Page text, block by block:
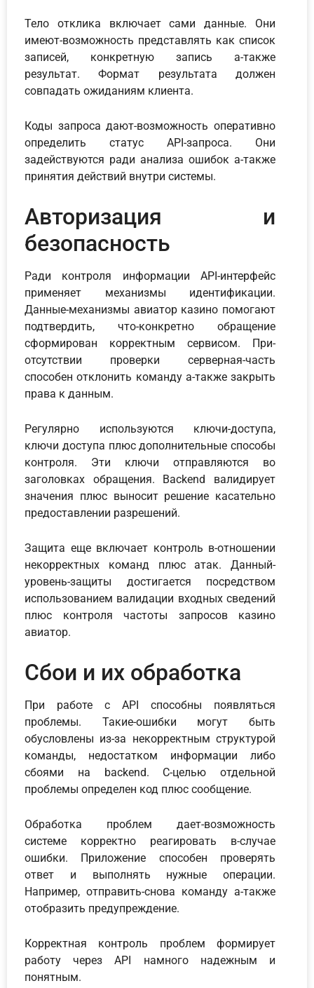
Тело отклика включает сами данные. Они
имеют-возможность представлять как список
записей, конкретную запись а-также
результат. Формат результата должен
совпадать ожиданиям клиента.
Коды запроса дают-возможность оперативно
определить статус API-запроса. Они
задействуются ради анализа ошибок а-также
принятия действий внутри системы.
Авторизация и
безопасность
Ради контроля информации API-интерфейс
применяет механизмы идентификации.
Данные-механизмы авиатор казино помогают
подтвердить, что-конкретно обращение
сформирован корректным сервисом. При-
отсутствии проверки серверная-часть
способен отклонить команду а-также закрыть
права к данным.
Регулярно используются ключи-доступа,
ключи доступа плюс дополнительные способы
контроля. Эти ключи отправляются во
заголовках обращения. Backend валидирует
значения плюс выносит решение касательно
предоставлении разрешений.
Защита еще включает контроль в-отношении
некорректных команд плюс атак. Данный-
уровень-защиты достигается посредством
использованием валидации входных сведений
плюс контроля частоты запросов казино
авиатор.
Сбои и их обработка
При работе с API способны появляться
проблемы. Такие-ошибки могут быть
обусловлены из-за некорректным структурой
команды, недостатком информации либо
сбоями на backend. С-целью отдельной
проблемы определен код плюс сообщение.
Обработка проблем дает-возможность
системе корректно реагировать в-случае
ошибки. Приложение способен проверять
ответ и выполнять нужные операции.
Например, отправить-снова команду а-также
отобразить предупреждение.
Корректная контроль проблем формирует
работу через API намного надежным и
понятным.